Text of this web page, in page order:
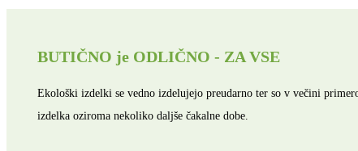
BUTIČNO je ODLIČNO - ZA VSE
Ekološki izdelki se vedno izdelujejo preudarno ter so v večini
izdelka oziroma nekoliko daljše čakalne dobe.